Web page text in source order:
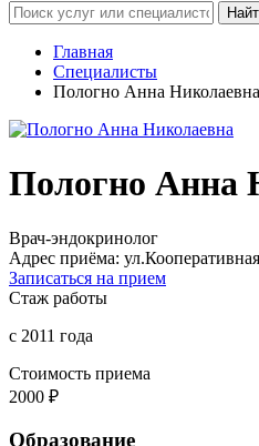
Главная
Специалисты
Пологно Анна Николаевна
Пологно Анна
Врач-эндокринолог
Адрес приёма:
Записаться на прием
Стаж работы
с 2011 года
Стоимость приема
2000 ₽
Образование